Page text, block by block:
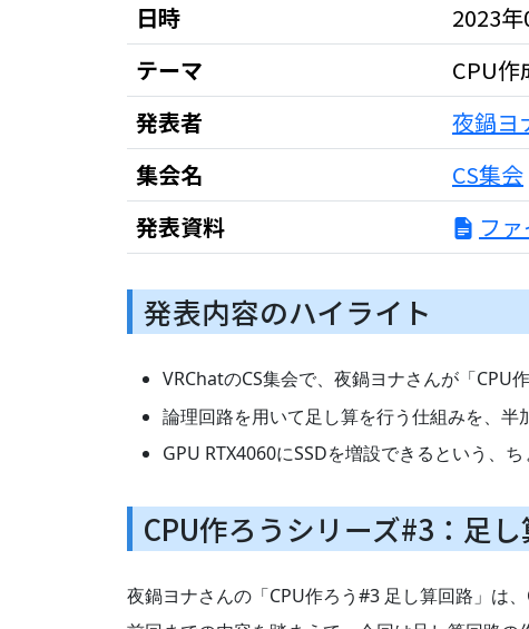
日時
2023
テーマ
CPU作
発表者
夜鍋ヨ
集会名
CS集会
発表資料
フ
発表内容のハイライト
VRChatのCS集会で、夜鍋ヨナさんが「CPU
論理回路を用いて足し算を行う仕組みを、半
GPU RTX4060にSSDを増設できるという、
CPU作ろうシリーズ#3：足し
夜鍋ヨナさんの「CPU作ろう#3 足し算回路」は、